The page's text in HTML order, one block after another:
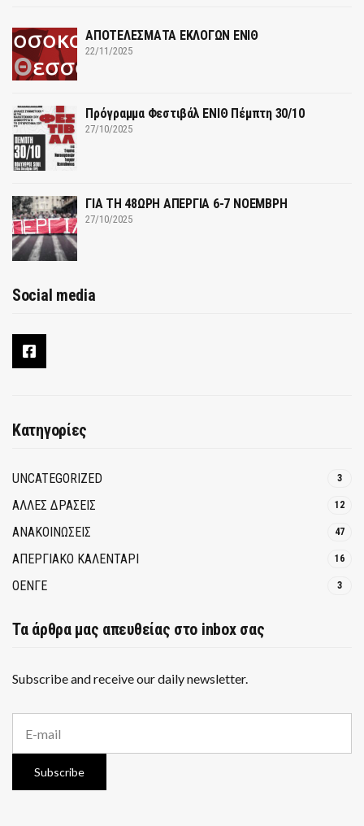
ΑΠΟΤΕΛΕΣΜΑΤΑ ΕΚΛΟΓΩΝ ΕΝΙΘ
22/11/2025
Πρόγραμμα Φεστιβάλ ΕΝΙΘ Πέμπτη 30/10
27/10/2025
ΓΙΑ ΤΗ 48ΩΡΗ ΑΠΕΡΓΙΑ 6-7 ΝΟΕΜΒΡΗ
27/10/2025
Social media
Κατηγορίες
UNCATEGORIZED 3
ΑΛΛΕΣ ΔΡΑΣΕΙΣ 12
ΑΝΑΚΟΙΝΩΣΕΙΣ 47
ΑΠΕΡΓΙΑΚΟ ΚΑΛΕΝΤΑΡΙ 16
ΟΕΝΓΕ 3
Τα άρθρα μας απευθείας στο inbox σας
Subscribe and receive our daily newsletter.
a
Subscribe